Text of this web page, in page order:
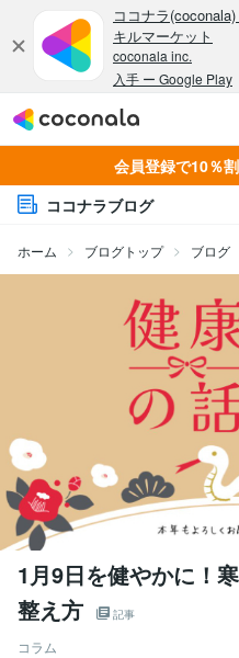
会員登録で10％
ココナラブログ
ホーム ブログトップ ブログ
1月9日を健やかに！
整え方
記事
コラム